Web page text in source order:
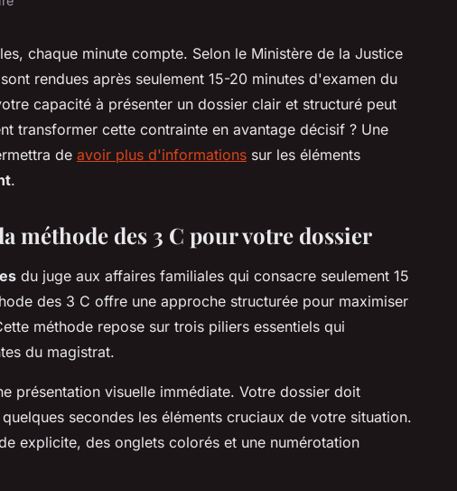
chaque minute compte. Selon le Ministère de la Justice
rendues après seulement 15-20 minutes d'examen du
capacité à présenter un dossier clair et structuré peut
transformer cette contrainte en avantage décisif ? Une
de avoir plus d'informations sur les éléments
.
méthode des 3 C pour votre dossier
du juge aux affaires familiales qui consacre seulement 15
des 3 C offre une approche structurée pour maximiser
méthode repose sur trois piliers essentiels qui
du magistrat.
présentation visuelle immédiate. Votre dossier doit
secondes les éléments cruciaux de votre situation.
explicite, des onglets colorés et une numérotation